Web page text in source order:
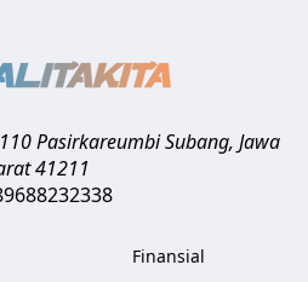
Pasirkareumbi Subang, Jawa
41211
Finansial